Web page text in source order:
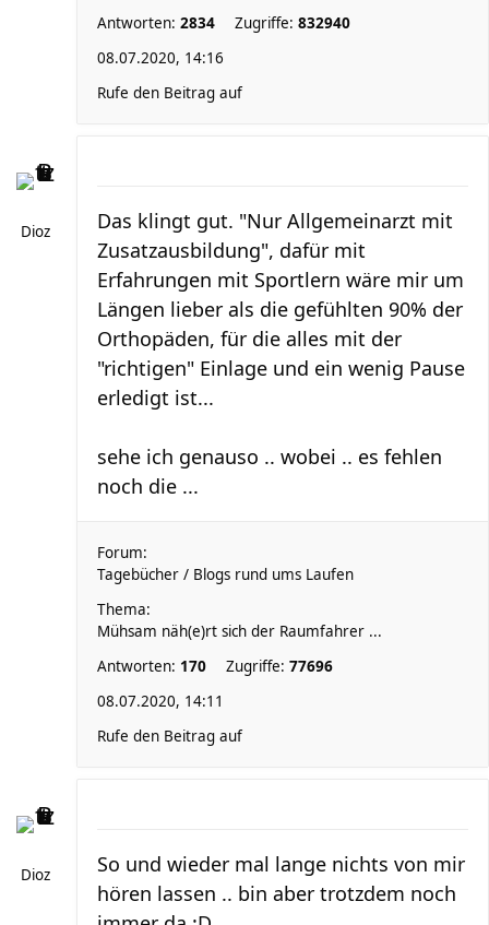
Antworten: 2834 Zugriffe: 832940
08.07.2020, 14:16
Rufe den Beitrag auf
Dioz
Das klingt gut. "Nur Allgemeinarzt mit
Zusatzausbildung", dafür mit
Erfahrungen mit Sportlern wäre mir um
Längen lieber als die gefühlten 90% der
Orthopäden, für die alles mit der
"richtigen" Einlage und ein wenig Pause
erledigt ist...
sehe ich genauso .. wobei .. es fehlen
noch die ...
Forum:
Tagebücher / Blogs rund ums Laufen
Thema:
Mühsam näh(e)rt sich der Raumfahrer ...
Antworten: 170 Zugriffe: 77696
08.07.2020, 14:11
Rufe den Beitrag auf
Dioz
So und wieder mal lange nichts von mir
hören lassen .. bin aber trotzdem noch